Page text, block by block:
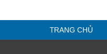
TRANG CHỦ